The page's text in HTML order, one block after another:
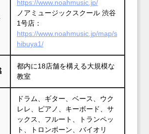
https://www.noahmusic.jp/
ノアミュージックスクール 渋谷
https://www.noahmusic.jp/map/s
hibuya1/
都内に18店舗を構える大規模な
教室
ドラム、ギター、ベース、ウク
レレ、ピアノ、キーボード、サ
ックス、フルート、トランペッ
ト、トロンボーン、バイオリ